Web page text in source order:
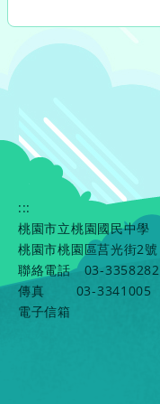
:::
桃園市立桃園國民中學
桃園市桃園區莒光街2號
聯絡電話
03-3358282
傳真
03-3341005
電子信箱